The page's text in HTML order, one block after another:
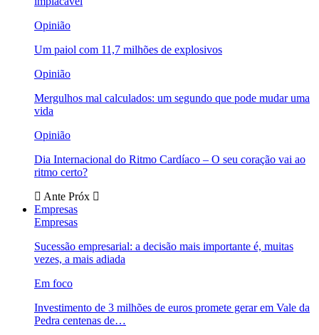
Opinião
Um paiol com 11,7 milhões de explosivos
Opinião
Mergulhos mal calculados: um segundo que pode mudar uma
vida
Opinião
Dia Internacional do Ritmo Cardíaco – O seu coração vai ao
ritmo certo?
Ante Próx
Empresas
Empresas
Sucessão empresarial: a decisão mais importante é, muitas
vezes, a mais adiada
Em foco
Investimento de 3 milhões de euros promete gerar em Vale da
Pedra centenas de…